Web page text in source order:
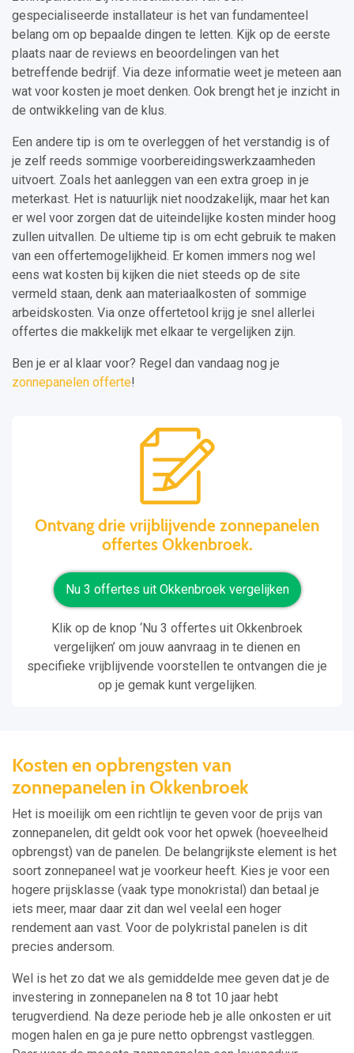
gespecialiseerde installateur is het van fundamenteel
belang om op bepaalde dingen te letten. Kijk op de eerste
plaats naar de reviews en beoordelingen van het
betreffende bedrijf. Via deze informatie weet je meteen aan
wat voor kosten je moet denken. Ook brengt het je inzicht in
de ontwikkeling van de klus.
Een andere tip is om te overleggen of het verstandig is of
je zelf reeds sommige voorbereidingswerkzaamheden
uitvoert. Zoals het aanleggen van een extra groep in je
meterkast. Het is natuurlijk niet noodzakelijk, maar het kan
er wel voor zorgen dat de uiteindelijke kosten minder hoog
zullen uitvallen. De ultieme tip is om echt gebruik te maken
van een offertemogelijkheid. Er komen immers nog wel
eens wat kosten bij kijken die niet steeds op de site
vermeld staan, denk aan materiaalkosten of sommige
arbeidskosten. Via onze offertetool krijg je snel allerlei
offertes die makkelijk met elkaar te vergelijken zijn.
Ben je er al klaar voor? Regel dan vandaag nog je
zonnepanelen offerte!
Ontvang drie vrijblijvende zonnepanelen
offertes Okkenbroek.
Nu 3 offertes uit Okkenbroek vergelijken
Klik op de knop ‘Nu 3 offertes uit Okkenbroek
vergelijken’ om jouw aanvraag in te dienen en
specifieke vrijblijvende voorstellen te ontvangen die je
op je gemak kunt vergelijken.
Kosten en opbrengsten van
zonnepanelen in Okkenbroek
Het is moeilijk om een richtlijn te geven voor de prijs van
zonnepanelen, dit geldt ook voor het opwek (hoeveelheid
opbrengst) van de panelen. De belangrijkste element is het
soort zonnepaneel wat je voorkeur heeft. Kies je voor een
hogere prijsklasse (vaak type monokristal) dan betaal je
iets meer, maar daar zit dan wel veelal een hoger
rendement aan vast. Voor de polykristal panelen is dit
precies andersom.
Wel is het zo dat we als gemiddelde mee geven dat je de
investering in zonnepanelen na 8 tot 10 jaar hebt
terugverdiend. Na deze periode heb je alle onkosten er uit
mogen halen en ga je pure netto opbrengst vastleggen.